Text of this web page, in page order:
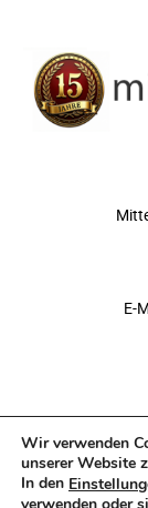
E-
Wir verwenden
unserer Website
In den